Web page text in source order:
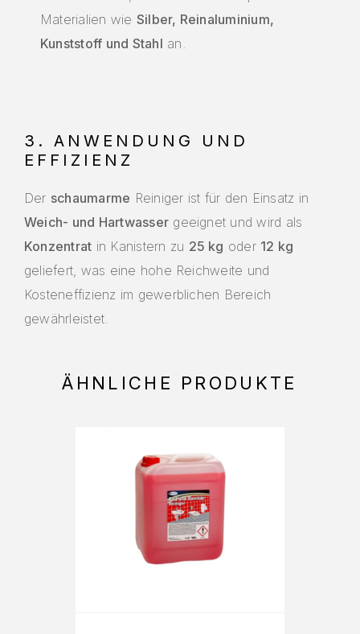
Materialien wie Silber, Reinaluminium,
Kunststoff und Stahl an.
3. ANWENDUNG UND
EFFIZIENZ
Der schaumarme Reiniger ist für den Einsatz in
Weich- und Hartwasser geeignet und wird als
Konzentrat in Kanistern zu 25 kg oder 12 kg
geliefert, was eine hohe Reichweite und
Kosteneffizienz im gewerblichen Bereich
gewährleistet.
ÄHNLICHE PRODUKTE